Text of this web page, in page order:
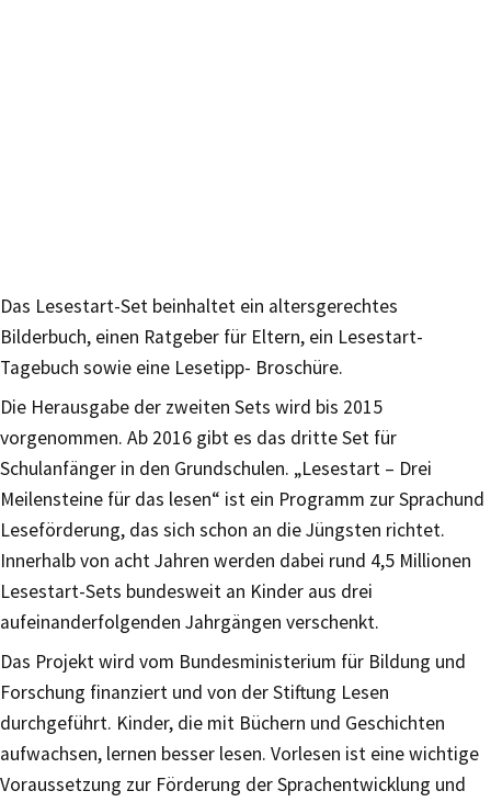
Das Lesestart-Set beinhaltet ein altersgerechtes
Bilderbuch, einen Ratgeber für Eltern, ein Lesestart-
Tagebuch sowie eine Lesetipp- Broschüre.
Die Herausgabe der zweiten Sets wird bis 2015
vorgenommen. Ab 2016 gibt es das dritte Set für
Schulanfänger in den Grundschulen. „Lesestart – Drei
Meilensteine für das lesen“ ist ein Programm zur Sprachund
Leseförderung, das sich schon an die Jüngsten richtet.
Innerhalb von acht Jahren werden dabei rund 4,5 Millionen
Lesestart-Sets bundesweit an Kinder aus drei
aufeinanderfolgenden Jahrgängen verschenkt.
Das Projekt wird vom Bundesministerium für Bildung und
Forschung finanziert und von der Stiftung Lesen
durchgeführt. Kinder, die mit Büchern und Geschichten
aufwachsen, lernen besser lesen. Vorlesen ist eine wichtige
Voraussetzung zur Förderung der Sprachentwicklung und